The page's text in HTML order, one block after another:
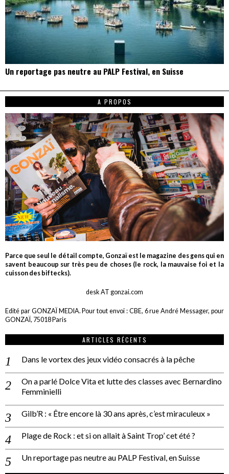
Un reportage pas neutre au PALP Festival, en Suisse
A PROPOS
Parce que seul le détail compte, Gonzaï est le magazine des gens qui en
savent beaucoup sur très peu de choses (le rock, la mauvaise foi et la
cuisson des biftecks).
desk AT gonzai.com
Edité par GONZAÏ MEDIA. Pour tout envoi : CBE, 6 rue André Messager, pour
GONZAÏ, 75018 Paris
ARTICLES RÉCENTS
Dans le vortex des jeux vidéo consacrés à la pêche
On a parlé Dolce Vita et lutte des classes avec Bernardino
Femminielli
Gilb’R : « Être encore là 30 ans après, c’est miraculeux »
Plage de Rock : et si on allait à Saint Trop’ cet été ?
Un reportage pas neutre au PALP Festival, en Suisse